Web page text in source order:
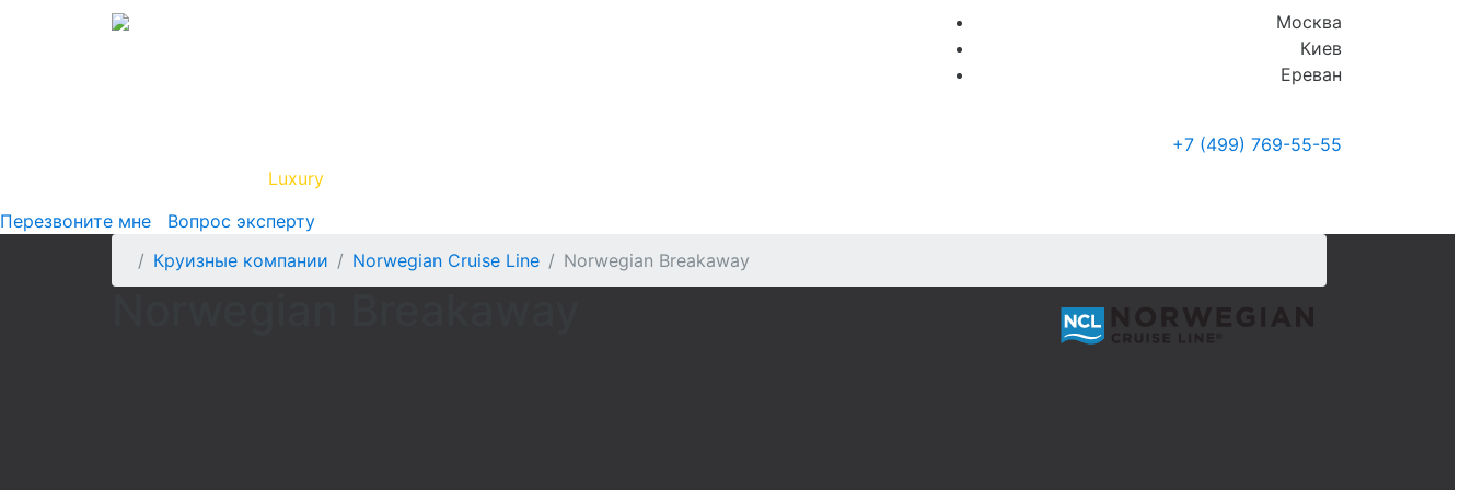
Москва
Киев
Ереван
+7 (499) 769-55-55
Luxury
Перезвоните мне
Вопрос эксперту
Круизные компании
Norwegian Cruise Line Norwegian Breakaway